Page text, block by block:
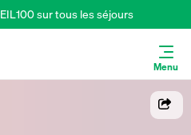
sur tous les séjours
Menu